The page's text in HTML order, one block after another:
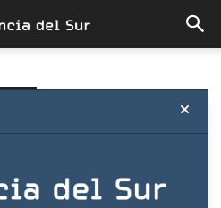
programa
a científicos y